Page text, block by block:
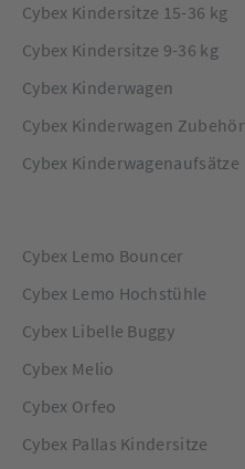
Cybex Kindersitze 15-36 kg
Cybex Kindersitze 9-36 kg
Cybex Kinderwagen
Cybex Kinderwagen Zubehör
Cybex Kinderwagenaufsätze
Cybex Lemo Bouncer
Cybex Lemo Hochstühle
Cybex Libelle Buggy
Cybex Melio
Cybex Orfeo
Cybex Pallas Kindersitze